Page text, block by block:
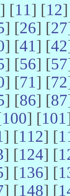
] [11] [12
] [26] [27
] [41] [42
] [56] [57
] [71] [72
] [86] [87
100] [101
] [112] [
] [124] [
] [136] [
] [148] [